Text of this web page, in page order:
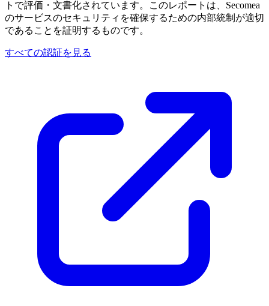
トで評価・文書化されています。このレポートは、Secomea
のサービスのセキュリティを確保するための内部統制が適切
であることを証明するものです。
すべての認証を見る